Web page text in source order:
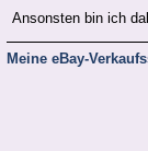
Ansonsten bin ich
Meine eBay-